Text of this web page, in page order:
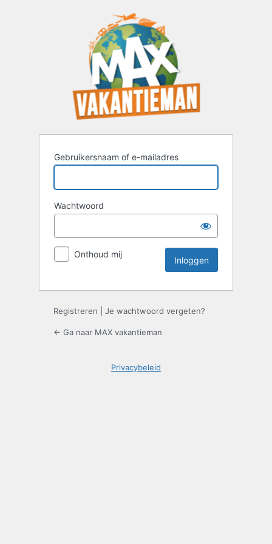
Gebruikersnaam of e-mailadres
Wachtwoord
Onthoud mij
Registreren Je wachtwoord vergeten?
← Ga naar MAX vakantieman
Privacybeleid